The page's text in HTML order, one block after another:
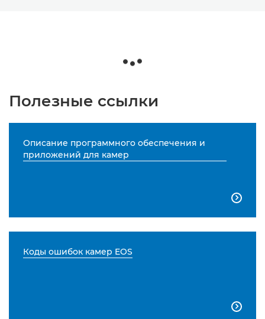
Полезные ссылки
Описание программного обеспечения и
приложений для камер

Коды ошибок камер EOS
